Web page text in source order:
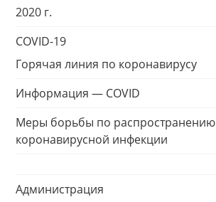
2020 г.
COVID-19
Горячая линия по коронавирусу
Информация — COVID
Меры борьбы по распространению
коронавирусной инфекции
Администрация